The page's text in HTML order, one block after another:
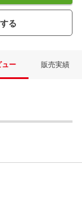
る
ュー 販売実績